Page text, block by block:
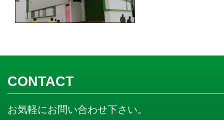
CONTACT
お気軽にお問い合わせ下さい。